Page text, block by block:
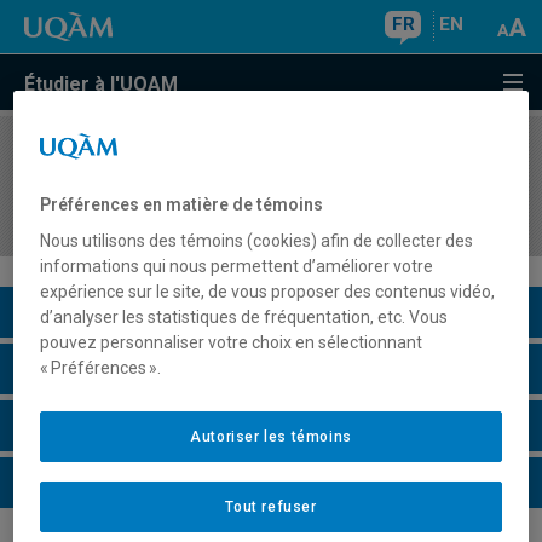
FR EN
Étudier à l'UQAM
COURS//
touristique
Description du cours
Horaire - Été 2026
Horaire - Automne 2026
Horaire - Hiver 2027
Préférences en matière de témoins
Nous utilisons des témoins (cookies) afin de collecter des
informations qui nous permettent d’améliorer votre
expérience sur le site, de vous proposer des contenus vidéo,
d’analyser les statistiques de fréquentation, etc. Vous
pouvez personnaliser votre choix en sélectionnant
« Préférences ».
Tout refuser
Autoriser les témoins